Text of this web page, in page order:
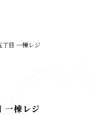
丁目 一棟レジ
一棟レジ